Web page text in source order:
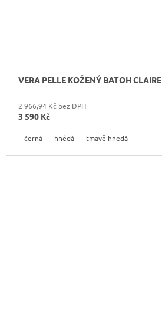
VERA PELLE KOŽENÝ BATOH CLAIRE
2 966,94 Kč bez DPH
3 590 Kč
černá hnědá tmavě hnedá